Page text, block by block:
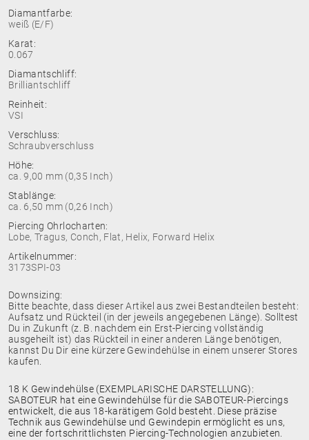
Diamantfarbe:
weiß (E/F)
Karat:
0.067
Diamantschliff:
Brilliantschliff
Reinheit:
VSI
Verschluss:
Schraubverschluss
Höhe:
ca. 9,00 mm (0,35 Inch)
Stablänge:
ca. 6,50 mm (0,26 Inch)
Piercing Ohrlocharten:
Lobe, Tragus, Conch, Flat, Helix, Forward Helix
Artikelnummer:
3173SPI-03
Downsizing:
Bitte beachte, dass dieser Artikel aus zwei Bestandteilen besteht:
Aufsatz und Rückteil (in der jeweils angegebenen Länge). Solltest
Du in Zukunft (z. B. nachdem ein Erst-Piercing vollständig
ausgeheilt ist) das Rückteil in einer anderen Länge benötigen,
kannst Du Dir eine kürzere Gewindehülse in einem unserer Stores
kaufen.
18 K Gewindehülse (EXEMPLARISCHE DARSTELLUNG):
SABOTEUR hat eine Gewindehülse für die SABOTEUR-Piercings
entwickelt, die aus 18-karätigem Gold besteht. Diese präzise
Technik aus Gewindehülse und Gewindepin ermöglicht es uns,
eine der fortschrittlichsten Piercing-Technologien anzubieten.